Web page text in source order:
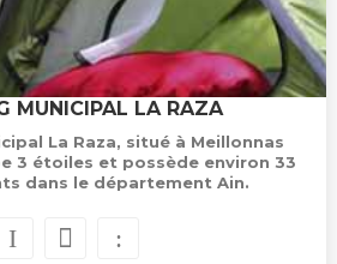
MUNICIPAL LA RAZA
La Raza, situé à Meillonnas
3 étoiles et possède environ 33
dans le département Ain.